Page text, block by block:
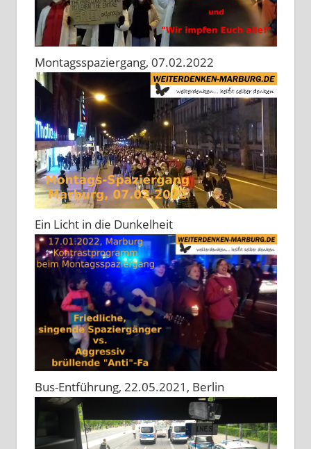
Montagsspaziergang, 07.02.2022
Ein Licht in die Dunkelheit
Bus-Entführung, 22.05.2021, Berlin